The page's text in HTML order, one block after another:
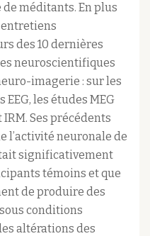
méditants. En plus
des 10 dernières
neuroscientifiques
imagerie : sur les
les études MEG
Ses précédents
l’activité neuronale de
significativement
témoins et que
de produire des
conditions
altérations des